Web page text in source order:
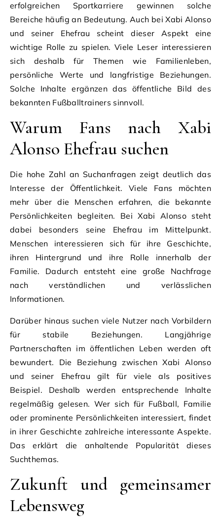
erfolgreichen Sportkarriere gewinnen solche
Bereiche häufig an Bedeutung. Auch bei Xabi Alonso
und seiner Ehefrau scheint dieser Aspekt eine
wichtige Rolle zu spielen. Viele Leser interessieren
sich deshalb für Themen wie Familienleben,
persönliche Werte und langfristige Beziehungen.
Solche Inhalte ergänzen das öffentliche Bild des
bekannten Fußballtrainers sinnvoll.
Warum Fans nach Xabi
Alonso Ehefrau suchen
Die hohe Zahl an Suchanfragen zeigt deutlich das
Interesse der Öffentlichkeit. Viele Fans möchten
mehr über die Menschen erfahren, die bekannte
Persönlichkeiten begleiten. Bei Xabi Alonso steht
dabei besonders seine Ehefrau im Mittelpunkt.
Menschen interessieren sich für ihre Geschichte,
ihren Hintergrund und ihre Rolle innerhalb der
Familie. Dadurch entsteht eine große Nachfrage
nach verständlichen und verlässlichen
Informationen.
Darüber hinaus suchen viele Nutzer nach Vorbildern
für stabile Beziehungen. Langjährige
Partnerschaften im öffentlichen Leben werden oft
bewundert. Die Beziehung zwischen Xabi Alonso
und seiner Ehefrau gilt für viele als positives
Beispiel. Deshalb werden entsprechende Inhalte
regelmäßig gelesen. Wer sich für Fußball, Familie
oder prominente Persönlichkeiten interessiert, findet
in ihrer Geschichte zahlreiche interessante Aspekte.
Das erklärt die anhaltende Popularität dieses
Suchthemas.
Zukunft und gemeinsamer
Lebensweg